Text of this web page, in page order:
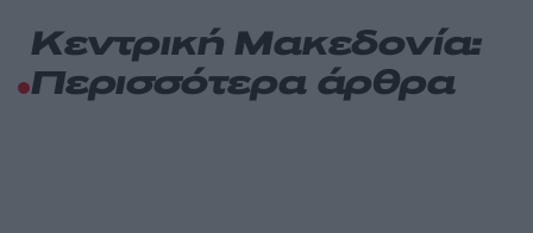
Κεντρική Μακεδονία:
Περισσότερα άρθρα